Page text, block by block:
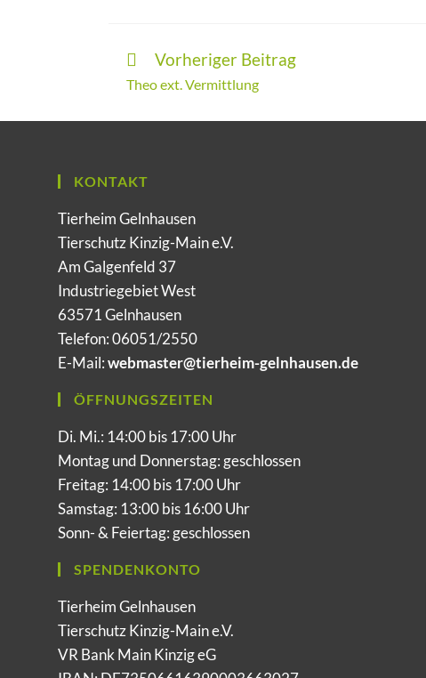
Vorheriger Beitrag
Theo ext. Vermittlung
KONTAKT
Tierheim Gelnhausen
Tierschutz Kinzig-Main e.V.
Am Galgenfeld 37
Industriegebiet West
63571 Gelnhausen
Telefon: 06051/2550
E-Mail:webmaster@tierheim-gelnhausen.de
ÖFFNUNGSZEITEN
Di. Mi.: 14:00 bis 17:00 Uhr
Montag und Donnerstag: geschlossen
Freitag: 14:00 bis 17:00 Uhr
Samstag: 13:00 bis 16:00 Uhr
Sonn- & Feiertag: geschlossen
SPENDENKONTO
Tierheim Gelnhausen
Tierschutz Kinzig-Main e.V.
VR Bank Main Kinzig eG